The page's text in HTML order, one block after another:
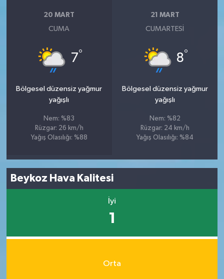
20 MART
CUMA
7°
Bölgesel düzensiz yağmur
yağışlı
Nem: %83
Rüzgar: 26 km/h
Yağış Olasılığı: %88
21 MART
CUMARTESI
8°
Bölgesel düzensiz yağmur
yağışlı
Nem: %82
Rüzgar: 24 km/h
Yağış Olasılığı: %84
Beykoz Hava Kalitesi
İyi
1
Orta